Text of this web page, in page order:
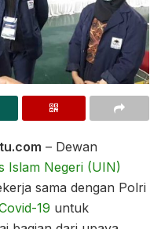
– Dewan
Islam Negeri (UIN)
sama dengan Polri
19 untuk